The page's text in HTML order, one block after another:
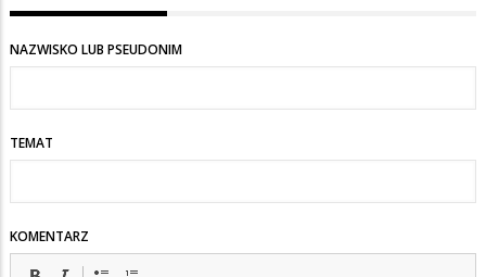
NAZWISKO LUB PSEUDONIM
TEMAT
KOMENTARZ